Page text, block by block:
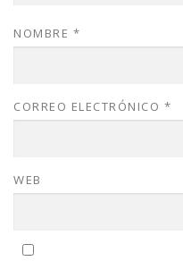
NOMBRE *
CORREO ELECTRÓNICO *
WEB